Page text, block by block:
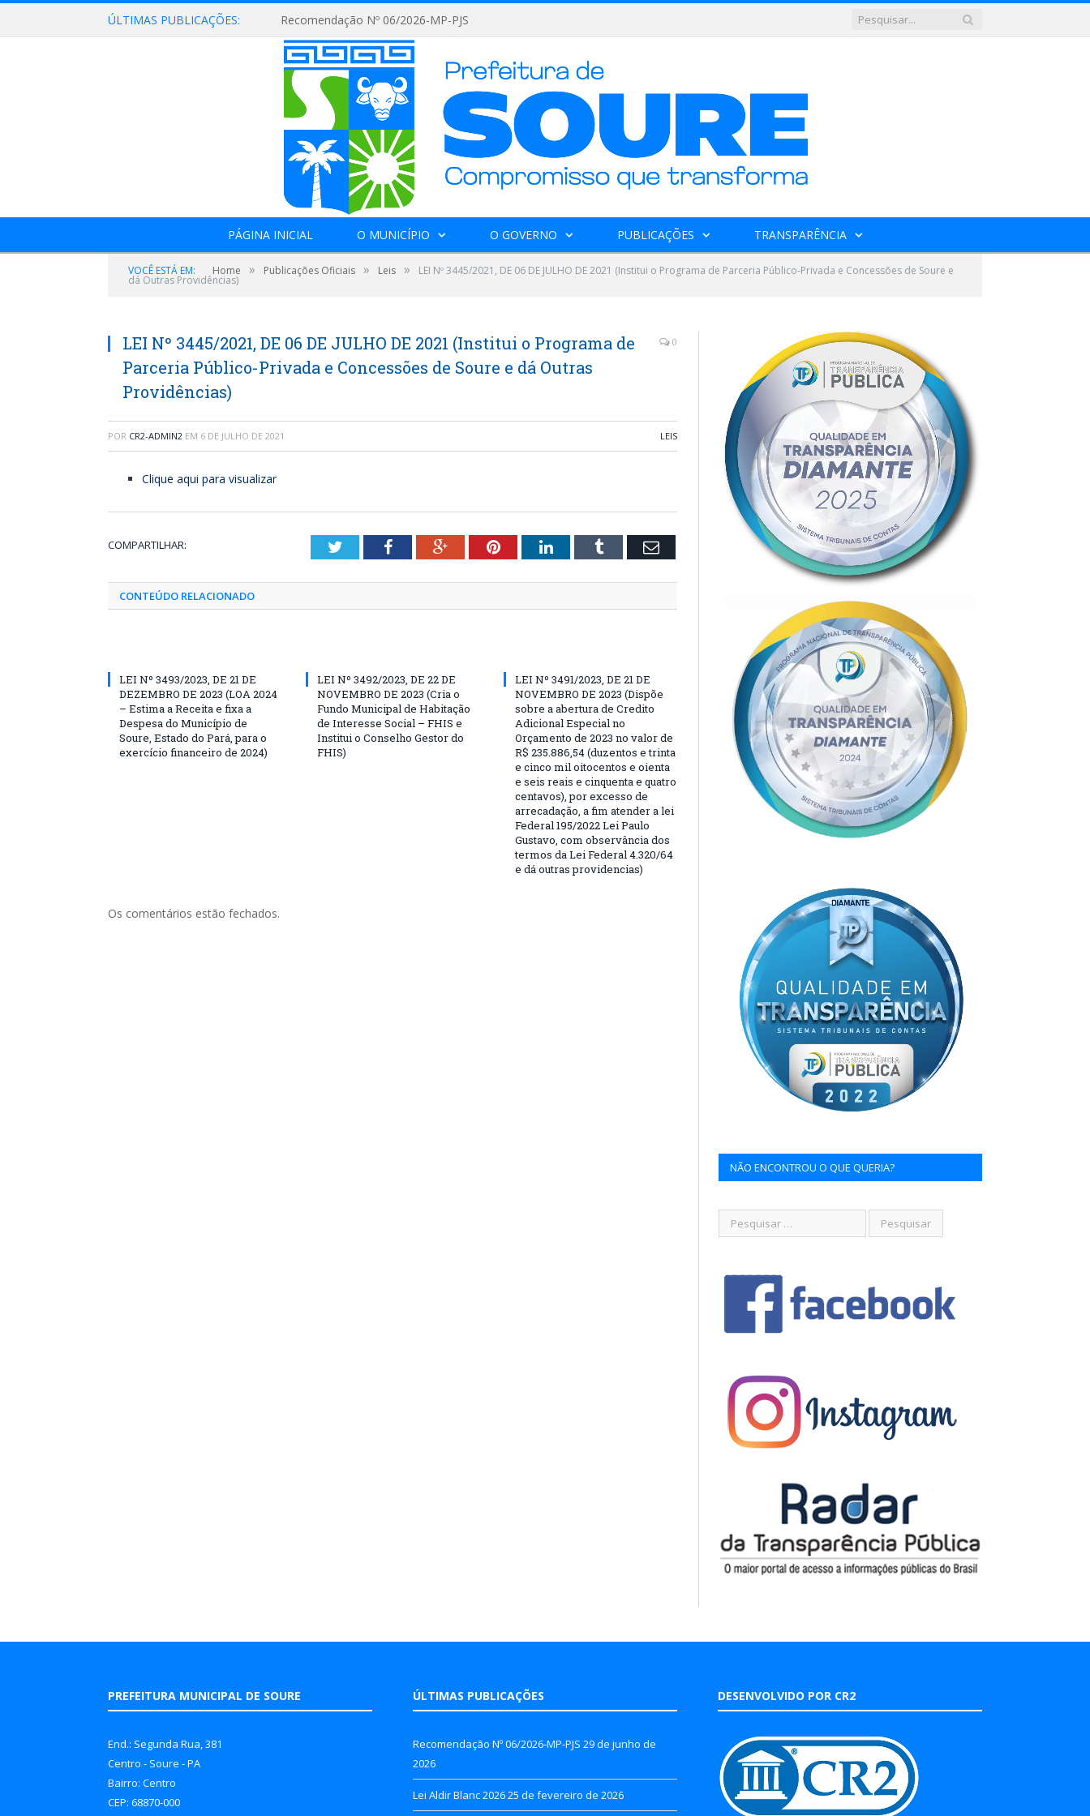
ÚLTIMAS PUBLICAÇÕES: Recomendação Nº 06/2026-MP-PJS
PÁGINA INICIAL O MUNICÍPIO O GOVERNO PUBLICAÇÕES TRANSPARÊNCIA
VOCÊ ESTÁ EM: Home » Publicações Oficiais » Leis » LEI Nº 3445/2021, DE 06 DE JULHO DE 2021 (Institui o Programa de Parceria Público-Privada e Concessões de Soure e
dá Outras Providências)
LEI Nº 3445/2021, DE 06 DE JULHO DE 2021 (Institui o Programa de
Parceria Público-Privada e Concessões de Soure e dá Outras
Providências)
0
POR CR2-ADMIN2 EM 6 DE JULHO DE 2021 LEIS
Clique aqui para visualizar
COMPARTILHAR: TwitterFacebookGoogle+PinterestLinkedInTumblr Email
CONTEÚDO RELACIONADO
LEI Nº 3493/2023, DE 21 DE
DEZEMBRO DE 2023 (LOA 2024
– Estima a Receita e fixa a
Despesa do Município de
Soure, Estado do Pará, para o
exercício financeiro de 2024)
LEI Nº 3492/2023, DE 22 DE
NOVEMBRO DE 2023 (Cria o
Fundo Municipal de Habitação
de Interesse Social – FHIS e
Institui o Conselho Gestor do
FHIS)
LEI Nº 3491/2023, DE 21 DE
NOVEMBRO DE 2023 (Dispõe
sobre a abertura de Credito
Adicional Especial no
Orçamento de 2023 no valor de
R$ 235.886,54 (duzentos e trinta
e cinco mil oitocentos e oienta
e seis reais e cinquenta e quatro
centavos), por excesso de
arrecadação, a fim atender a lei
Federal 195/2022 Lei Paulo
Gustavo, com observância dos
termos da Lei Federal 4.320/64
e dá outras providencias)
Os comentários estão fechados.
NÃO ENCONTROU O QUE QUERIA?
PREFEITURA MUNICIPAL DE SOURE
End.: Segunda Rua, 381
Centro - Soure - PA
Bairro: Centro
CEP: 68870-000
ÚLTIMAS PUBLICAÇÕES
Recomendação Nº 06/2026-MP-PJS 29 de junho de
2026
Lei Aldir Blanc 202625 de fevereiro de 2026
DESENVOLVIDO POR CR2